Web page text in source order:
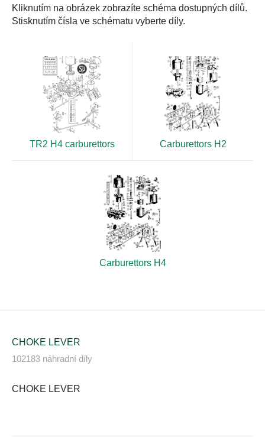
Kliknutím na obrázek zobrazíte schéma dostupných dílů.
Stisknutím čísla ve schématu vyberte díly.
TR2 H4 carburettors Carburettors H2
Carburettors H4
CHOKE LEVER
102183 náhradní díly
CHOKE LEVER